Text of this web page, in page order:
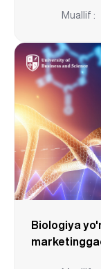
Muallif :
Biologiya